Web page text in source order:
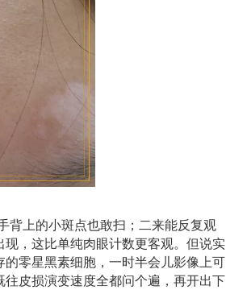
背上的小斑点也敢扫；二来能反复观
，这比单纯肉眼计数更客观。但说实
零星黑素细胞，一时半会儿影像上可
皮损演变速度全都问个遍，再开出下